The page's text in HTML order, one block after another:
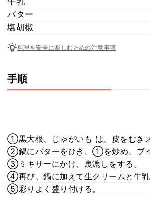
バター
塩胡椒
料理を安全に楽しむための注意事項
手順
①黒大根、じゃがいも は、皮をむき
②鍋にバターをひき、①を炒め、ブイ
③ミキサーにかけ、裏漉しをする。
④再び、鍋に加えて生クリームと牛乳
⑤彩りよく盛り付ける。